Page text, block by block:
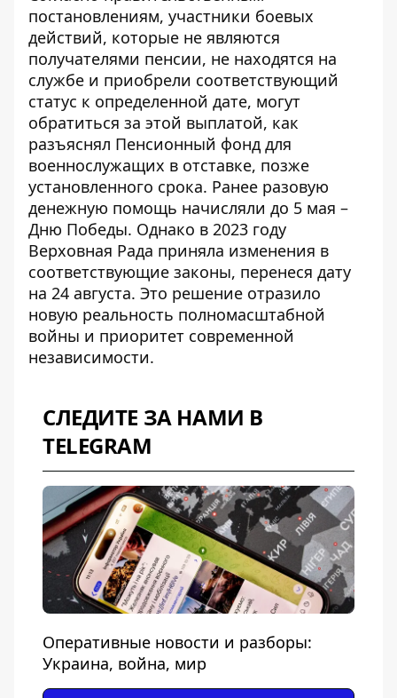
постановлениям, участники боевых
действий, которые не являются
получателями пенсии, не находятся на
службе и приобрели соответствующий
статус к определенной дате, могут
обратиться за этой выплатой, как
разъяснял Пенсионный фонд для
военнослужащих в отставке, позже
установленного срока. Ранее разовую
денежную помощь начисляли до 5 мая –
Дню Победы. Однако в 2023 году
Верховная Рада приняла изменения в
соответствующие законы, перенеся дату
на 24 августа. Это решение отразило
новую реальность полномасштабной
войны и приоритет современной
независимости.
СЛЕДИТЕ ЗА НАМИ В
TELEGRAM
Оперативные новости и разборы:
Украина, война, мир